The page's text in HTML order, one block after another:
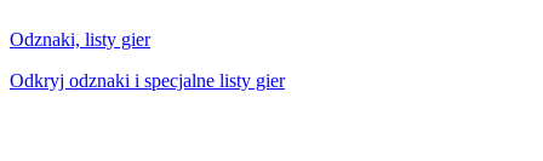
Odznaki, listy gier
Odkryj odznaki i specjalne listy gier